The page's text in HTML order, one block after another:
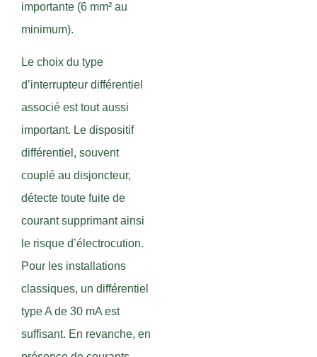
importante (6 mm² au
minimum).
Le choix du type
d’interrupteur différentiel
associé est tout aussi
important. Le dispositif
différentiel, souvent
couplé au disjoncteur,
détecte toute fuite de
courant supprimant ainsi
le risque d’électrocution.
Pour les installations
classiques, un différentiel
type A de 30 mA est
suffisant. En revanche, en